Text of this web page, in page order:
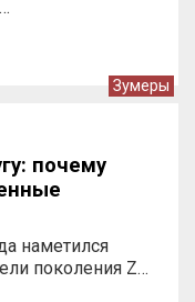
Зумеры
почему
наметился
поколения Z…